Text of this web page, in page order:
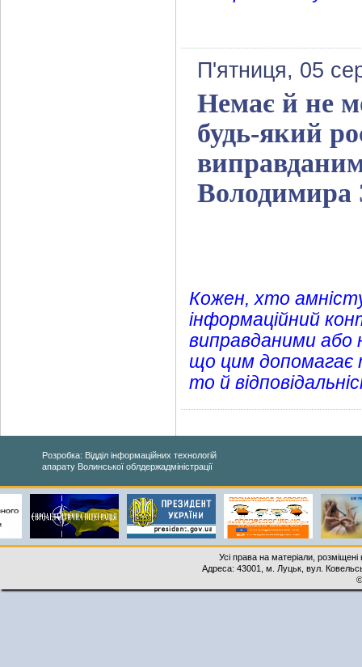
П'ятниця, 05
Немає й не
будь-який
Володимира
Кожен, хто
інформаційний
виправданими або
що цим допомагає
то й
Розробка: Відділ інформаційних технологій
апарату Волинської облдержадміністрації
Усі права на матеріали,
Адреса: 43001, м. Луцьк, вул.